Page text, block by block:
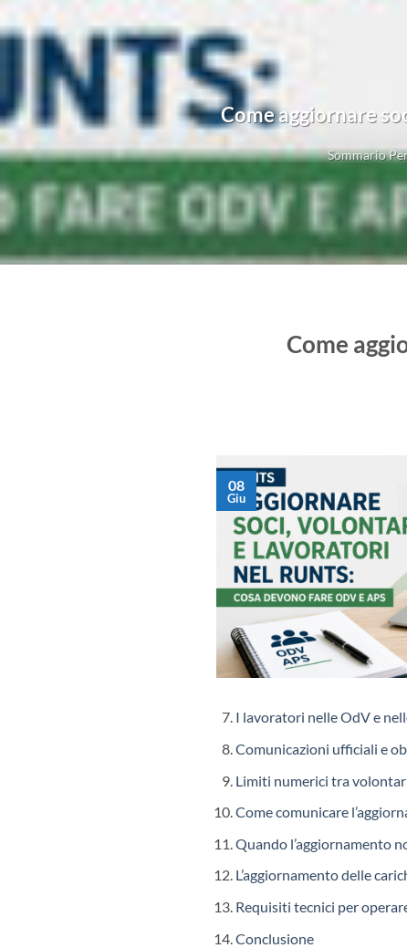
Come aggiornare
Sommario
Come
08
Giu
I lavoratori nelle OdV e
Comunicazioni ufficiali e
Limiti numerici tra
Come comunicare
Quando l’aggiornamento
L’aggiornamento delle
Requisiti tecnici per
Conclusione